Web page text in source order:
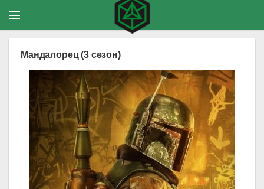
Мандалорец (3 сезон)